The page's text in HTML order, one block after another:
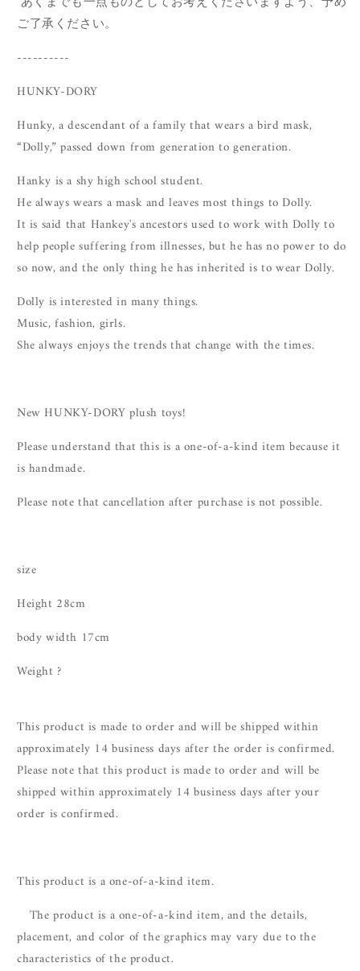
ご了承ください。
----------
HUNKY-DORY
Hunky, a descendant of a family that wears a bird mask,
“Dolly,” passed down from generation to generation.
Hanky is a shy high school student.
He always wears a mask and leaves most things to Dolly.
It is said that Hankey's ancestors used to work with Dolly to
help people suffering from illnesses, but he has no power to do
so now, and the only thing he has inherited is to wear Dolly.
Dolly is interested in many things.
Music, fashion, girls.
She always enjoys the trends that change with the times.
New HUNKY-DORY plush toys!
Please understand that this is a one-of-a-kind item because it
is handmade.
Please note that cancellation after purchase is not possible.
size
Height 28cm
body width 17cm
Weight ?
This product is made to order and will be shipped within
approximately 14 business days after the order is confirmed.
Please note that this product is made to order and will be
shipped within approximately 14 business days after your
order is confirmed.
This product is a one-of-a-kind item.
The product is a one-of-a-kind item, and the details,
placement, and color of the graphics may vary due to the
characteristics of the product.